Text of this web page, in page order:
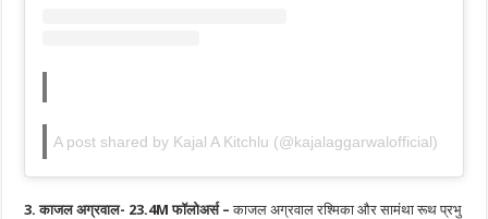
A post shared by Kajal A Kitchlu (@kajalaggarwalofficial)
3. काजल अग्रवाल- 23.4M फॉलोअर्स –काजल अग्रवाल रश्मिका और सामंथा रूथ प्रभु